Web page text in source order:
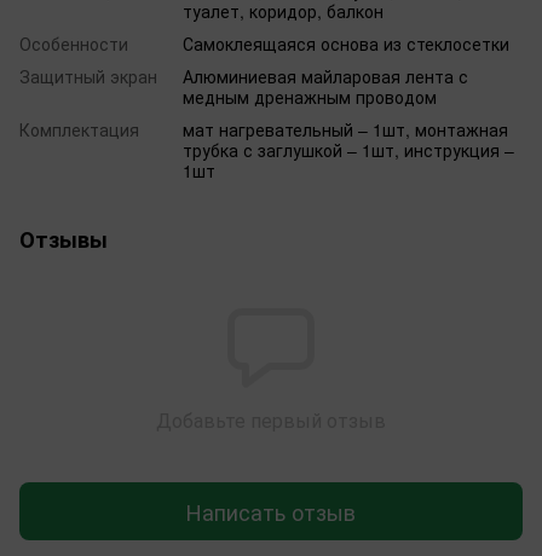
туалет, коридор, балкон
Особенности
Самоклеящаяся основа из стеклосетки
Защитный экран
Алюминиевая майларовая лента с
медным дренажным проводом
Комплектация
мат нагревательный – 1шт, монтажная
трубка с заглушкой – 1шт, инструкция –
1шт
Отзывы
Написать отзыв